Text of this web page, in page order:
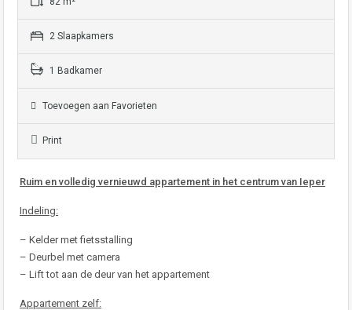
2 Slaapkamers
1 Badkamer
Toevoegen aan Favorieten
Print
Ruim en volledig vernieuwd appartement in het centrum van Ieper
Indeling:
– Kelder met fietsstalling
– Deurbel met camera
– Lift tot aan de deur van het appartement
Appartement zelf: